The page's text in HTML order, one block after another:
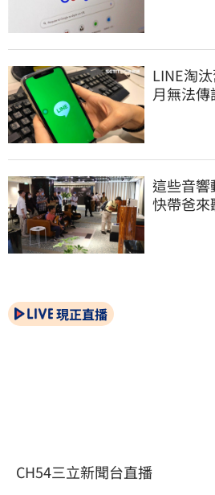
LINE淘
月無法傳
這些音響
快帶爸來
現正直播
CH54三立新聞台直播